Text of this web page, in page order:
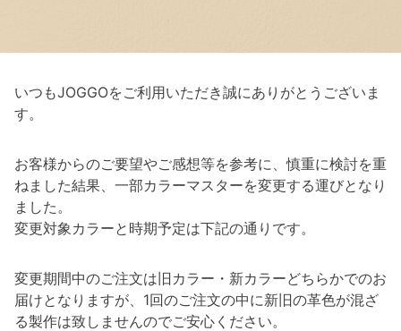
いつもJOGGOをご利用いただき誠にありがとうございま
す。
お客様からのご要望やご感想等を参考に、慎重に検討を重
ねました結果、一部カラーマスターを変更する運びとなり
ました。
変更対象カラーと時期予定は下記の通りです。
変更期間中のご注文は旧カラー・新カラーどちらかでのお
届けとなりますが、1回のご注文の中に新旧の革色が混ざ
る製作は致しませんのでご安心ください。